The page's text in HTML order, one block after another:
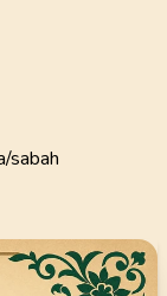
sabah